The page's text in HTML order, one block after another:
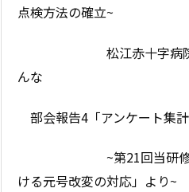
点検方法の確立~
松江赤十字病院 医
んな
部会報告4「アンケート集計
~第21回当研修会企
ける元号改変の対応」より~